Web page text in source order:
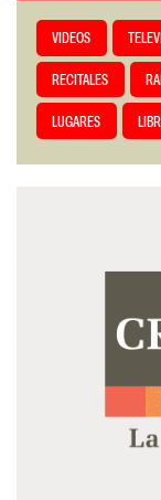
VIDEOS
RECITALES
LUGARES